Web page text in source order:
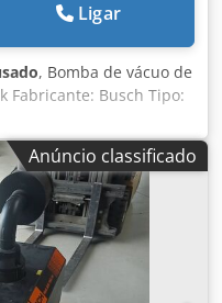
Ligar
, Bomba de vácuo de
Fabricante: Busch Tipo:
Poder de sucção:
aproximadamente 100
Manual de
prazo
Anúncio classificado